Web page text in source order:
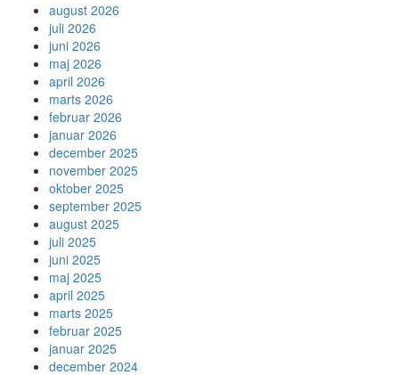
august 2026
juli 2026
juni 2026
maj 2026
april 2026
marts 2026
februar 2026
januar 2026
december 2025
november 2025
oktober 2025
september 2025
august 2025
juli 2025
juni 2025
maj 2025
april 2025
marts 2025
februar 2025
januar 2025
december 2024